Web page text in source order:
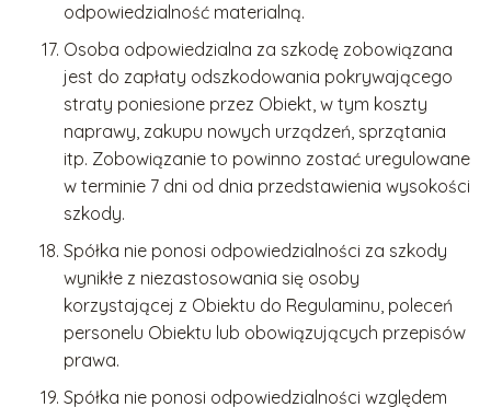
odpowiedzialność materialną.
Osoba odpowiedzialna za szkodę zobowiązana
jest do zapłaty odszkodowania pokrywającego
straty poniesione przez Obiekt, w tym koszty
naprawy, zakupu nowych urządzeń, sprzątania
itp. Zobowiązanie to powinno zostać uregulowane
w terminie 7 dni od dnia przedstawienia wysokości
szkody.
Spółka nie ponosi odpowiedzialności za szkody
wynikłe z niezastosowania się osoby
korzystającej z Obiektu do Regulaminu, poleceń
personelu Obiektu lub obowiązujących przepisów
prawa.
Spółka nie ponosi odpowiedzialności względem